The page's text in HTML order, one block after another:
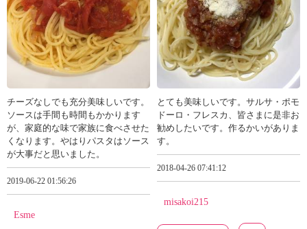
チーズなしでも充分美味しいです。
ソースは手間も時間もかかります
が、家庭的な味で家族に食べさせた
くなります。やはりパスタはソース
が大事だと思いました。
2019-06-22 01:56:26
Esme
とても美味しいです。サルサ・ポモ
ドーロ・フレスカ、皆さまに是非お
勧めしたいです。作るかいがありま
す。
2018-04-26 07:41:12
misakoi215